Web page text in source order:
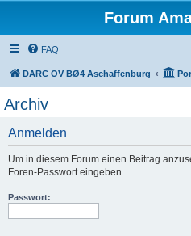
Forum
FAQ
DARC OV BØ4 Aschaffenburg
Archiv
Anmelden
Um in diesem Forum einen Beitrag
Foren-Passwort eingeben.
Passwort: